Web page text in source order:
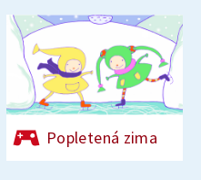
Popletená zima